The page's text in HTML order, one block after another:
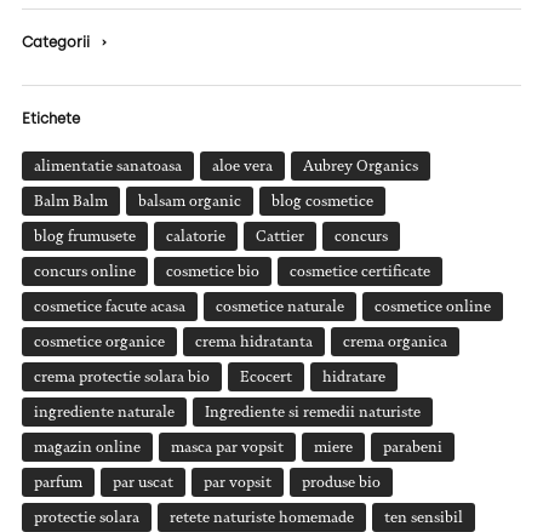
Categorii ›
Etichete
alimentatie sanatoasa aloe vera Aubrey Organics
Balm Balm balsam organic blog cosmetice
blog frumusete calatorie Cattier concurs
concurs online cosmetice bio cosmetice certificate
cosmetice facute acasa cosmetice naturale cosmetice online
cosmetice organice crema hidratanta crema organica
crema protectie solara bio Ecocert hidratare
ingrediente naturale Ingrediente si remedii naturiste
magazin online masca par vopsit miere parabeni
parfum par uscat par vopsit produse bio
protectie solara retete naturiste homemade ten sensibil